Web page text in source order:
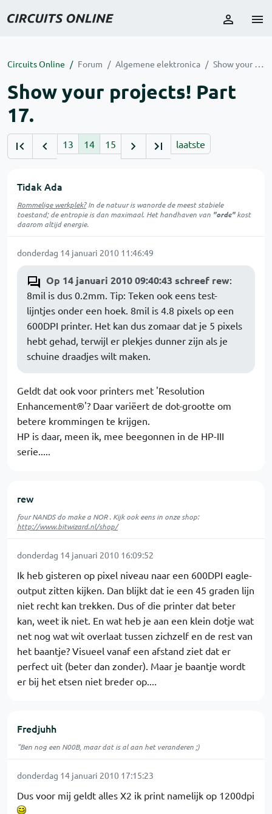
Circuits Online Forum Algemene elektronica Show your projects! Part 17.
Show your projects! Part
17.
13 14 15 laatste
Tidak Ada
Rommelige werkplek?In de natuur iswanordede meest stabiele
toestand; de entropie is dan maximaal. Het handhaven van "orde"kost
daarom altijd energie.
donderdag 14 januari 2010 11:46:49
Op 14 januari 2010 09:40:43 schreef rew:
8mil is dus 0.2mm. Tip: Teken ook eens test-
lijntjes onder een hoek. 8mil is 4.8 pixels op een
600DPI printer. Het kan dus zomaar dat je 5 pixels
hebt gehad, terwijl er plekjes dunner zijn als je
schuine draadjes wilt maken.
Geldt dat ook voor printers met 'Resolution
Enhancement®'? Daar variëert de dot-grootte om
betere krommingen te krijgen.
HP is daar, meen ik, mee beegonnen in de HP-III
serie.....
rew
four NANDS do make a NOR . Kijk ook eens in onze shop:
http://www.bitwizard.nl/shop/
donderdag 14 januari 2010 16:09:52
Ik heb gisteren op pixel niveau naar een 600DPI eagle-
output zitten kijken. Dan blijkt dat ie een 45 graden lijn
niet recht kan trekken. Dus of die printer dat beter
kan, weet ik niet. En wat heb je aan een klein dotje wat
net nog wat wit overlaat tussen zichzelf en de rest van
het baantje? Visueel vanaf een afstand ziet dat er
perfect uit (beter dan zonder). Maar je baantje wordt
er bij het etsen niet breder op....
Fredjuhh
"Ben nog een N00B, maar dat is al aan het veranderen ;)
donderdag 14 januari 2010 17:15:23
Dus voor mij geldt alles X2 ik print namelijk op 1200dpi